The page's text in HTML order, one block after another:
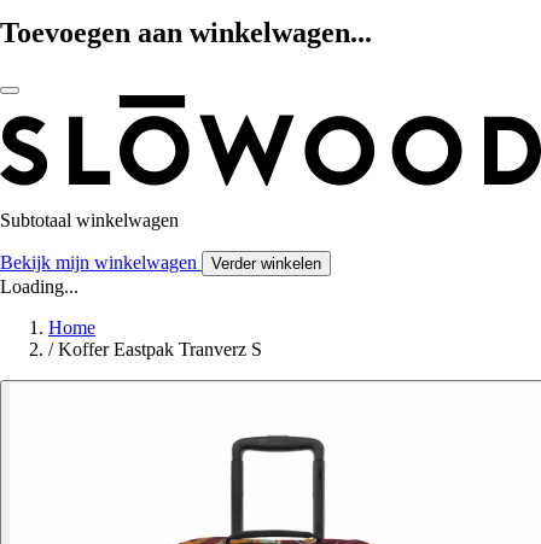
Toevoegen aan winkelwagen...
Subtotaal winkelwagen
Bekijk mijn winkelwagen Verder winkelen
Loading...
Home
/ Koffer Eastpak Tranverz S